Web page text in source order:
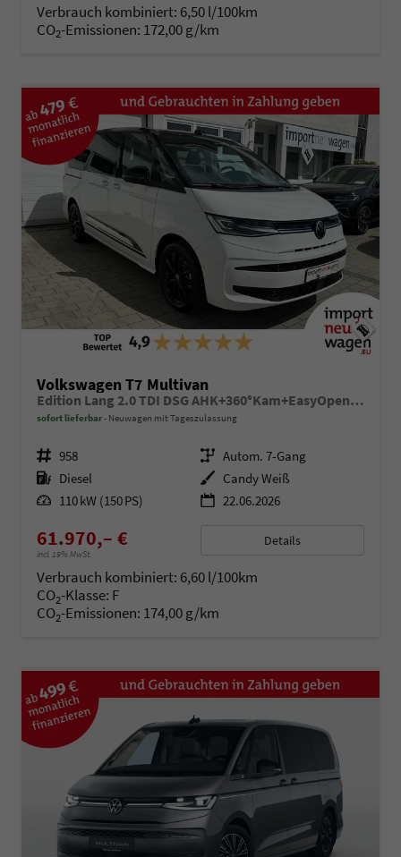
Verbrauch kombiniert: 6,50 l/100km
CO2-Emissionen: 172,00 g/km
Volkswagen T7 Multivan
Edition Lang 2.0 TDI DSG AHK+360°Kam+EasyOpen uvm!
sofort lieferbar Neuwagen mit Tageszulassung
Fahrzeugnr. 958 Getriebe Autom. 7-Gang
Kraftstoff Diesel Außenfarbe Candy Weiß
Leistung 110 kW (150 PS) 22.06.2026
61.970,– €
incl. 19% MwSt.
Details
Verbrauch kombiniert: 6,60 l/100km
CO2-Klasse: F
CO2-Emissionen: 174,00 g/km